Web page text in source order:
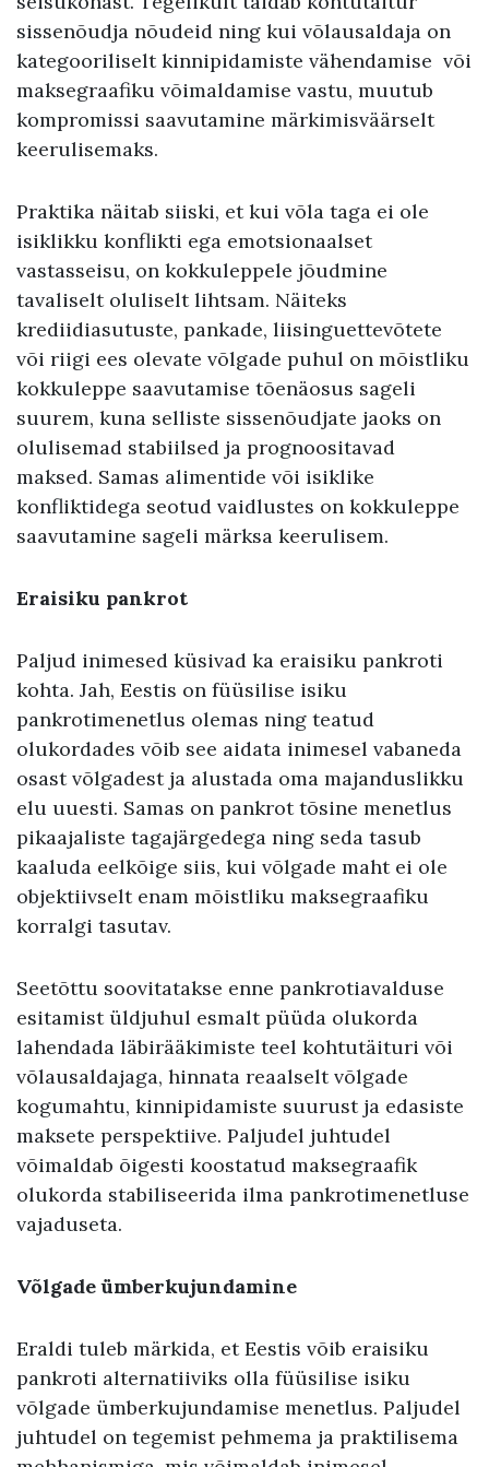
sissenõudja nõudeid ning kui võlausaldaja on
kategooriliselt kinnipidamiste vähendamise või
maksegraafiku võimaldamise vastu, muutub
kompromissi saavutamine märkimisväärselt
keerulisemaks.
Praktika näitab siiski, et kui võla taga ei ole
isiklikku konflikti ega emotsionaalset
vastasseisu, on kokkuleppele jõudmine
tavaliselt oluliselt lihtsam. Näiteks
krediidiasutuste, pankade, liisinguettevõtete
või riigi ees olevate võlgade puhul on mõistliku
kokkuleppe saavutamise tõenäosus sageli
suurem, kuna selliste sissenõudjate jaoks on
olulisemad stabiilsed ja prognoositavad
maksed. Samas alimentide või isiklike
konfliktidega seotud vaidlustes on kokkuleppe
saavutamine sageli märksa keerulisem.
Eraisiku pankrot
Paljud inimesed küsivad ka eraisiku pankroti
kohta. Jah, Eestis on füüsilise isiku
pankrotimenetlus olemas ning teatud
olukordades võib see aidata inimesel vabaneda
osast võlgadest ja alustada oma majanduslikku
elu uuesti. Samas on pankrot tõsine menetlus
pikaajaliste tagajärgedega ning seda tasub
kaaluda eelkõige siis, kui võlgade maht ei ole
objektiivselt enam mõistliku maksegraafiku
korralgi tasutav.
Seetõttu soovitatakse enne pankrotiavalduse
esitamist üldjuhul esmalt püüda olukorda
lahendada läbirääkimiste teel kohtutäituri või
võlausaldajaga, hinnata reaalselt võlgade
kogumahtu, kinnipidamiste suurust ja edasiste
maksete perspektiive. Paljudel juhtudel
võimaldab õigesti koostatud maksegraafik
olukorda stabiliseerida ilma pankrotimenetluse
vajaduseta.
Võlgade ümberkujundamine
Eraldi tuleb märkida, et Eestis võib eraisiku
pankroti alternatiiviks olla füüsilise isiku
võlgade ümberkujundamise menetlus. Paljudel
juhtudel on tegemist pehmema ja praktilisema